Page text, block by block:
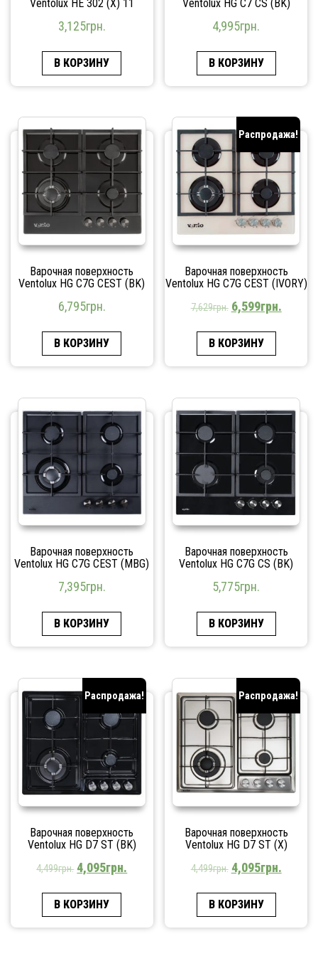
Ventolux HE 302 (X) 11
3,125грн.
В КОРЗИНУ
Ventolux HG C7 CS (BK)
4,995грн.
В КОРЗИНУ
Варочная поверхность
Ventolux HG C7G CEST (BK)
6,795грн.
В КОРЗИНУ
Распродажа!
Варочная поверхность
Ventolux HG C7G CEST (IVORY)
7,629грн. 6,599грн.
В КОРЗИНУ
Варочная поверхность
Ventolux HG C7G CEST (MBG)
7,395грн.
В КОРЗИНУ
Варочная поверхность
Ventolux HG C7G CS (BK)
5,775грн.
В КОРЗИНУ
Распродажа!
Варочная поверхность
Ventolux HG D7 ST (BK)
4,499грн. 4,095грн.
В КОРЗИНУ
Распродажа!
Варочная поверхность
Ventolux HG D7 ST (X)
4,499грн. 4,095грн.
В КОРЗИНУ